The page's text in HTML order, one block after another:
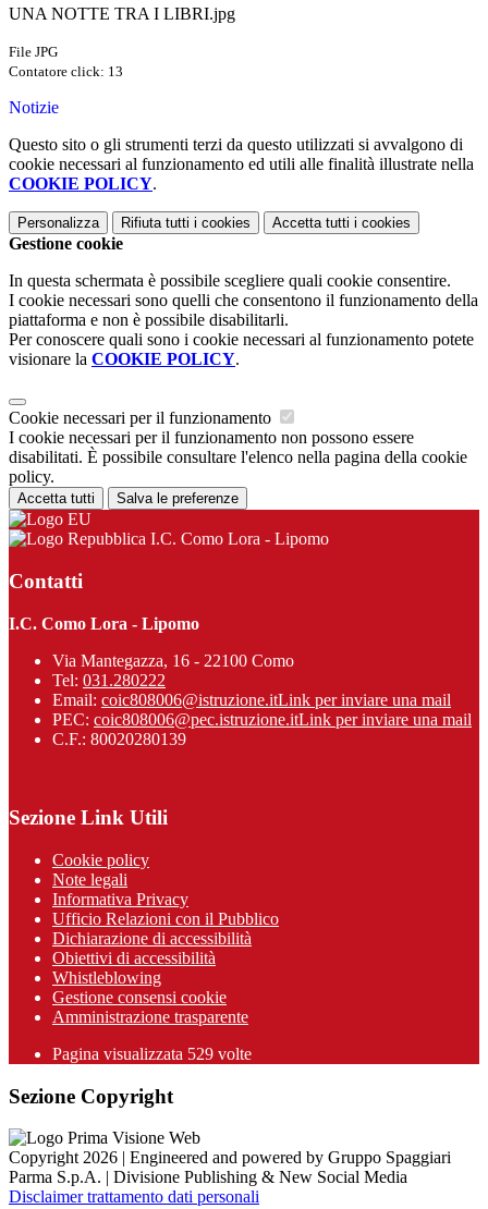
UNA NOTTE TRA I LIBRI.jpg
File JPG
Contatore click: 13
Notizie
Questo sito o gli strumenti terzi da questo utilizzati si avvalgono di
cookie necessari al funzionamento ed utili alle finalità illustrate nella
COOKIE POLICY.
Personalizza Rifiuta tutti i cookies Accetta tutti i cookies
Gestione cookie
In questa schermata è possibile scegliere quali cookie consentire.
I cookie necessari sono quelli che consentono il funzionamento della
piattaforma e non è possibile disabilitarli.
Per conoscere quali sono i cookie necessari al funzionamento potete
visionare la COOKIE POLICY.
Cookie necessari per il funzionamento
I cookie necessari per il funzionamento non possono essere
disabilitati. È possibile consultare l'elenco nella pagina della cookie
policy.
Accetta tutti Salva le preferenze
I.C. Como Lora - Lipomo
Contatti
I.C. Como Lora - Lipomo
Via Mantegazza, 16 - 22100 Como
Tel: 031.280222
Email: coic808006@istruzione.itLink per inviare una mail
PEC: coic808006@pec.istruzione.itLink per inviare una mail
C.F.: 80020280139
Sezione Link Utili
Cookie policy
Note legali
Informativa Privacy
Ufficio Relazioni con il Pubblico
Dichiarazione di accessibilità
Obiettivi di accessibilità
Whistleblowing
Gestione consensi cookie
Amministrazione trasparente
Pagina visualizzata 529 volte
Sezione Copyright
Copyright 2026 | Engineered and powered by Gruppo Spaggiari
Parma S.p.A. | Divisione Publishing & New Social Media
Disclaimer trattamento dati personali